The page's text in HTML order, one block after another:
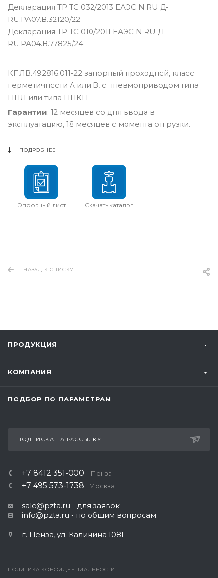
Декларация ТР ТС 032/2013 ЕАЭС N RU Д-
RU.РА07.В.32120/22
Декларация ТР ТС 010/2011 ЕАЭС N RU Д-
RU.РА04.В.77825/24
КПЛВ.492816.011-22 запорный проходной, класс
герметичности A или В, с пневмоприводом типа
ППЛ или типа ППКП
Гарантии: 12 месяцев со дня ввода в
эксплуатацию, 18 месяцев с момента отгрузки.
ПОДРОБНЕЕ
Опросный лист Скачать каталог
НАЗАД К СПИСКУ
ПРОДУКЦИЯ
КОМПАНИЯ
ПОДБОР ПО ПАРАМЕТРАМ
ПОДПИСКА НА РАССЫЛКУ
+7 8412 351-000 Пенза
+7 495 573-1738 Москва
sale@pzta.ru - для заявок
info@pzta.ru - по общим вопросам
г. Пенза, ул. Калинина 108Г
ПОЛИТИКА КОНФИДЕНЦИАЛЬНОСТИ